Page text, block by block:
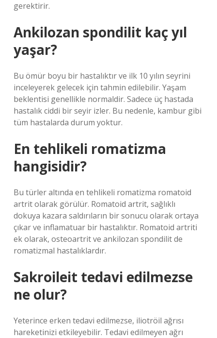
gerektirir.
Ankilozan spondilit kaç yıl
yaşar?
Bu ömür boyu bir hastalıktır ve ilk 10 yılın seyrini
inceleyerek gelecek için tahmin edilebilir. Yaşam
beklentisi genellikle normaldir. Sadece üç hastada
hastalık ciddi bir seyir izler. Bu nedenle, kambur gibi
tüm hastalarda durum yoktur.
En tehlikeli romatizma
hangisidir?
Bu türler altında en tehlikeli romatizma romatoid
artrit olarak görülür. Romatoid artrit, sağlıklı
dokuya kazara saldırıların bir sonucu olarak ortaya
çıkar ve inflamatuar bir hastalıktır. Romatoid artriti
ek olarak, osteoartrit ve ankilozan spondilit de
romatizmal hastalıklardır.
Sakroileit tedavi edilmezse
ne olur?
Yeterince erken tedavi edilmezse, iliotröil ağrısı
hareketinizi etkileyebilir. Tedavi edilmeyen ağrı